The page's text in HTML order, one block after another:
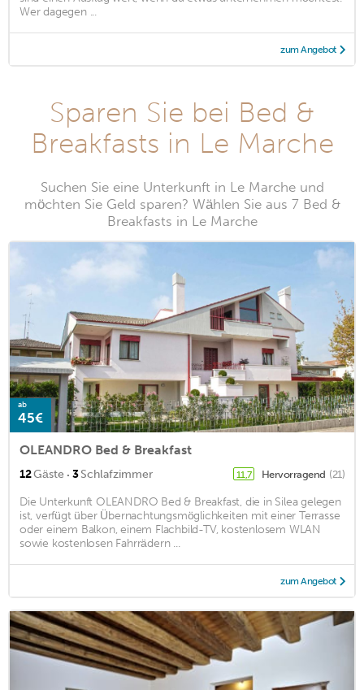
Wer dagegen ...
zum Angebot
Sparen Sie bei Bed &
Breakfasts in Le Marche
Suchen Sie eine Unterkunft in Le Marche und
möchten Sie Geld sparen? Wählen Sie aus 7 Bed &
Breakfasts in Le Marche
ab
45€
OLEANDRO Bed & Breakfast
12Gäste · 3Schlafzimmer 11,7 Hervorragend (21)
Die Unterkunft OLEANDRO Bed & Breakfast, die in Silea gelegen
ist, verfügt über Übernachtungsmöglichkeiten mit einer Terrasse
oder einem Balkon, einem Flachbild-TV, kostenlosem WLAN
sowie kostenlosen Fahrrädern ...
zum Angebot